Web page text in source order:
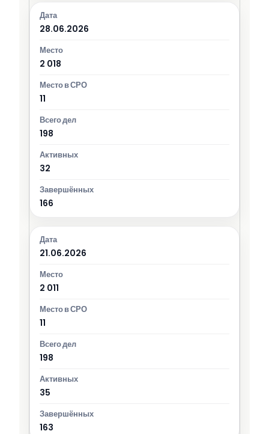
28.06.2026
2 018
11
198
32
166
21.06.2026
2 011
11
198
35
163